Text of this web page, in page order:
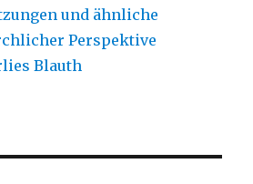
und ähnliche
Perspektive
Blauth